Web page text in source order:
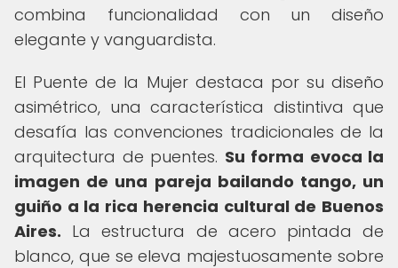
combina funcionalidad con un diseño
elegante y vanguardista.
El Puente de la Mujer destaca por su diseño
asimétrico, una característica distintiva que
desafía las convenciones tradicionales de la
arquitectura de puentes. Su forma evoca la
imagen de una pareja bailando tango, un
guiño a la rica herencia cultural de Buenos
Aires. La estructura de acero pintada de
blanco, que se eleva majestuosamente sobre